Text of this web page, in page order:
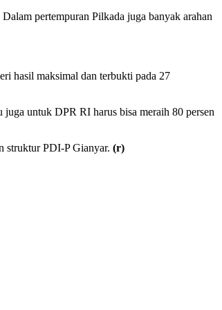
pertempuran Pilkada juga banyak arahan
hasil maksimal dan terbukti pada 27
untuk DPR RI harus bisa meraih 80 persen
struktur PDI-P Gianyar. (r)